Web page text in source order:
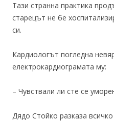
Тази странна практика
старецът не бе
си.
Кардиологът погледна
електрокардиограмата му:
– Чувствали ли сте се
Дядо Стойко разказа